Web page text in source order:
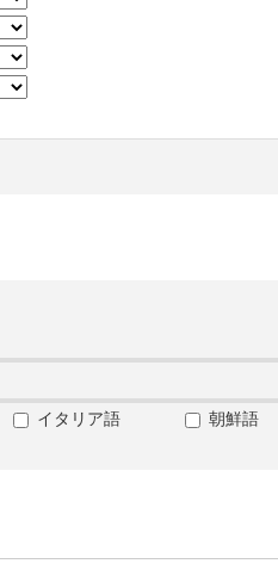
イタリア語
朝鮮語